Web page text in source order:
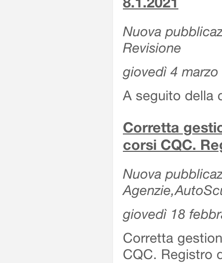
Nuova
Revisione
giovedì 4 marzo
A seguito della
Corretta
corsi CQC.
Nuova
giovedì 18
Corretta
CQC. Registro